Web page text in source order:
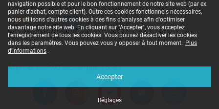
navigation possible et pour le bon fonctionnement de notre site web (par ex.
panier d'achat, compte client). Outre ces cookies fonctionnels nécessaires,
nous utilisons d'autres cookies à des fins d'analyse afin d'optimiser
davantage notre site web. En cliquant sur "Accepter", vous acceptez
l'enregistrement de tous les cookies. Vous pouvez désactiver les cookies
dans les paramètres. Vous pouvez vous y opposer à tout moment. Plus
d'informations .
Accepter
Réglages
Unsere Zahlarten
Copyright ©IPC-Computer Deutschland GmbH
All prices incl. VAT excl. shipping costs